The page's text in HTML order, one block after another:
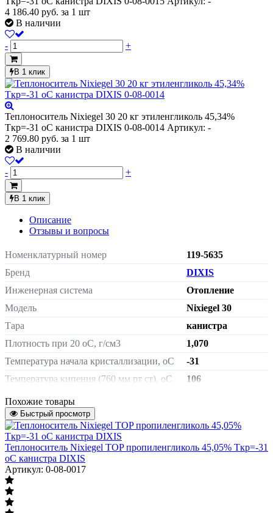
4 186.40 руб. за 1 шт
В наличии
- +
В 1 клик
Теплоноситель Nixiegel 30 20 кг этиленгликоль 45,34%
Ткр=-31 оС канистра DIXIS 0-08-0014 Артикул: -
2 769.80 руб. за 1 шт
В наличии
- +
В 1 клик
Описание
Отзывы и вопросы
Номенклатурный номер
119-5635
Бренд
DIXIS
Инженерная система
Отопление
Модель
Nixiegel 30
Тара
канистра
Плотность при 20 оС, г/см3
1,070
Температура начала кристаллизации, оС
-31
Температура кипения (760 мм рт ст), оС
106
Состав
Содержание этиленгликоля, %
Масса нетто
20.5 кг
Страна происхождения
Россия
Штрих-код на одну ТМЦ
Артикул
Масса
Похожие товары
Быстрый просмотр
Теплоноситель Nixiegel TOP пропиленгликоль 45,05% Ткр=-31
оС канистра DIXIS
Артикул: 0-08-0017